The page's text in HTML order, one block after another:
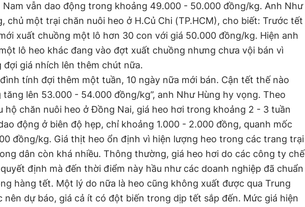
Nam vẫn dao động trong khoảng 49.000 - 50.000 đồng/kg. Anh Như
chủ một trại chăn nuôi heo ở H.Củ Chi (TP.HCM), cho biết: Trước tết
xuất chuồng một lô hơn 30 con với giá 50.000 đồng/kg. Hiện anh
lô heo khác đang vào đợt xuất chuồng nhưng chưa vội bán vì
đợi giá nhích lên thêm chút nữa.
đình tính đợi thêm một tuần, 10 ngày nữa mới bán. Cận tết thế nào
tăng lên 53.000 - 54.000 đồng/kg”, anh Như Hùng hy vọng. Theo
hộ chăn nuôi heo ở Đồng Nai, giá heo hơi trong khoảng 2 - 3 tuần
động ở biên độ hẹp, chỉ khoảng 1.000 - 2.000 đồng, quanh mốc
đồng/kg. Giá thịt heo ổn định vì hiện lượng heo trong các trang trại
dân còn khá nhiều. Thông thường, giá heo hơi do các công ty chế
định mà đến thời điểm này hầu như các doanh nghiệp đã chuẩn
hàng tết. Một lý do nữa là heo cũng không xuất được qua Trung
nên dự báo, giá cả ít có đột biến trong dịp tết sắp đến. Mức giá hiện